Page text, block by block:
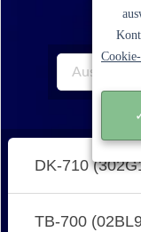
DK-710
TB-700